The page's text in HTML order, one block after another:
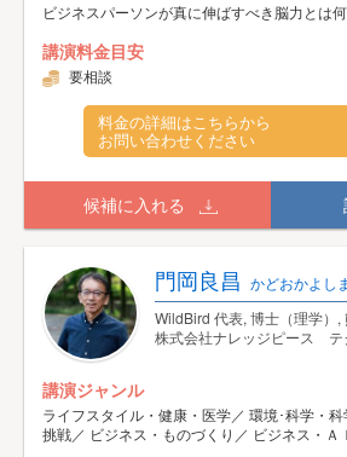
ビジネスパーソンが真に伸ばすべき脳力とは
講演料金目安
要相談
料金の詳細はこちらから
お問い合わせください
候補に入れる
門岡良昌 かどおかよし
WildBird 代表, 博士（理学）,
株式会社ナレッジピース テ
講演ジャンル
ライフスタイル・健康・医学／ 環境･科学・科
挑戦／ ビジネス・ものづくり／ ビジネス・Ａ